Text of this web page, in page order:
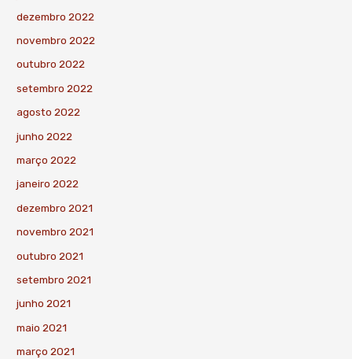
dezembro 2022
novembro 2022
outubro 2022
setembro 2022
agosto 2022
junho 2022
março 2022
janeiro 2022
dezembro 2021
novembro 2021
outubro 2021
setembro 2021
junho 2021
maio 2021
março 2021